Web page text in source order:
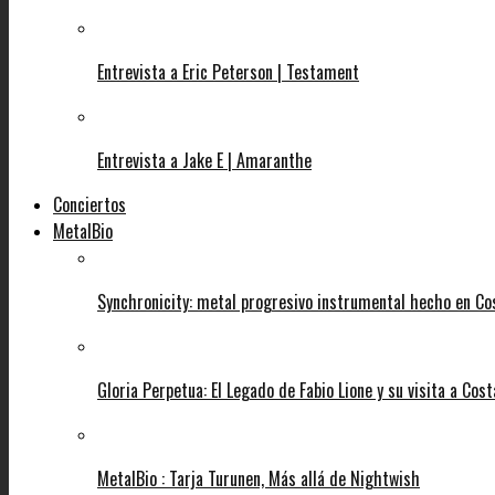
Entrevista a Eric Peterson | Testament
Entrevista a Jake E | Amaranthe
Conciertos
MetalBio
Synchronicity: metal progresivo instrumental hecho en
Gloria Perpetua: El Legado de Fabio Lione y su visita a
MetalBio : Tarja Turunen, Más allá de Nightwish